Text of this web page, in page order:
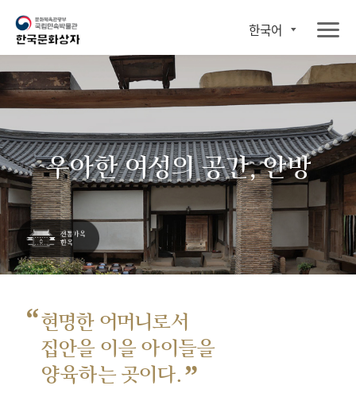
한국어
우아한 여성의 공간, 안방
“현명한 어머니로서
집안을 이을 아이들을
양육하는 곳이다. ”